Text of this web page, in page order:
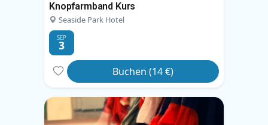
Knopfarmband Kurs
Seaside Park Hotel
SEP
3
Buchen (14 €)